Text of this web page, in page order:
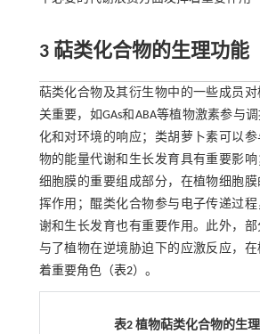
3萜类化合物的生理功能
萜类化合物及其衍生物中的一些成员
关重要，如GAs和ABA等植物激素参与
化和对环境的响应；类胡萝卜素可以
物的能量代谢和生长发育具有重要影
细胞膜的重要组成部分，在植物细胞
挥作用；醌类化合物参与电子传递过
谢和生长发育也有重要作用。此外，
与了植物在逆境胁迫下的应激反应，
着重要角色（表2）。
表2 植物萜类化合物的生